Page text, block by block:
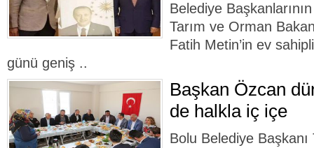
Belediye
Tarım ve Orman
Fatih Metin’in ev
günü geniş ..
Başkan Özcan
de halkla iç içe
Bolu Belediye